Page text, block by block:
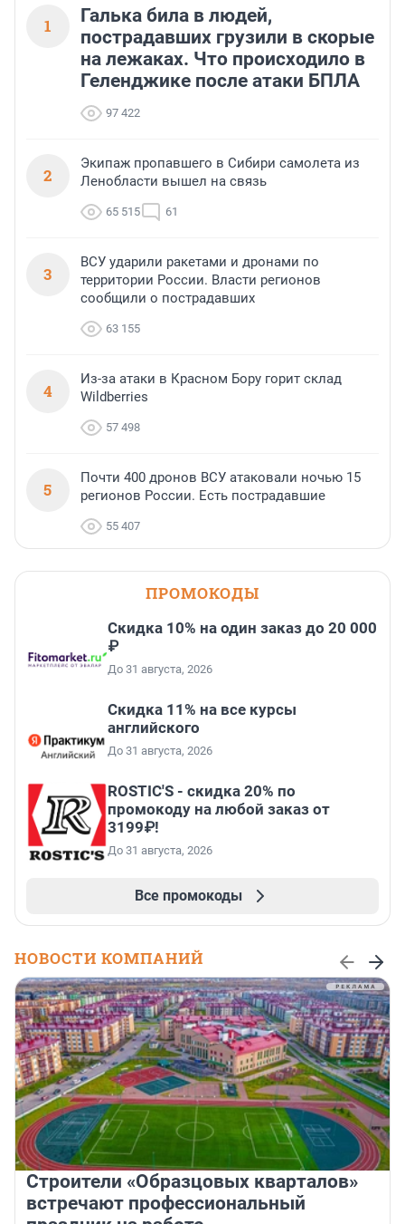
1
Галька била в людей,
пострадавших грузили в скорые
на лежаках. Что происходило в
Геленджике после атаки БПЛА
97 422
2
Экипаж пропавшего в Сибири самолета из
Ленобласти вышел на связь
65 515 61
3
ВСУ ударили ракетами и дронами по
территории России. Власти регионов
сообщили о пострадавших
63 155
4
Из-за атаки в Красном Бору горит склад
Wildberries
57 498
5
Почти 400 дронов ВСУ атаковали ночью 15
регионов России. Есть пострадавшие
55 407
ПРОМОКОДЫ
Скидка 10% на один заказ до 20 000
₽
До 31 августа, 2026
Скидка 11% на все курсы
английского
До 31 августа, 2026
ROSTIC'S - скидка 20% по
промокоду на любой заказ от
3199₽!
До 31 августа, 2026
Все промокоды
НОВОСТИ КОМПАНИЙ
Строители «Образцовых кварталов»
встречают профессиональный